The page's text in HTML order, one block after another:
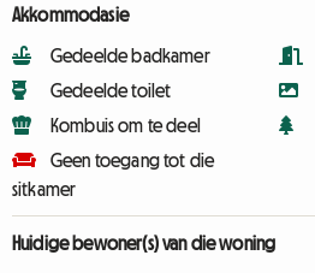
Akkommodasie
Gedeelde badkamer
Gedeelde toilet
Kombuis om te deel
Geen toegang tot die
sitkamer
Huidige bewoner(s) van die woning